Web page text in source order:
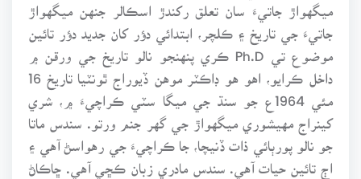
ميگهواڙ جاتيءَ سان تعلق رکندڙ اسڪالر جنهن ميگهواڙ
جاتيءَ جي تاريخ ۽ ڪلچر، ابتدائي دؤر کان جديد دؤر تائين
موضوع تي Ph.D ڪري پنهنجو نالو تاريخ جي ورقن ۾
داخل ڪرايو، اهو هو ڊاڪٽر موهن ڏيوراج ٿونٽيا تاريخ 16
مئي 1964ع جو سنڌ جي ميگا سٽي ڪراچيءَ ۾، شري
کينراج مهيشوري ميگهواڙ جي گهر جنم ورتو. سندس ماتا
جو نالو پورٻائي ذات ڏنيچا، جا ڪراچيءَ جي رهواسڻ آهي ۽
اڄ تائين حيات آهي. سندس مادري زبان ڪڇي آهي. ڇاڪاڻ